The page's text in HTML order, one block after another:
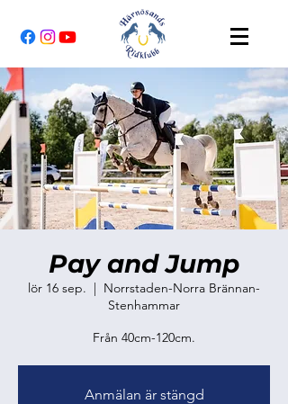
Pay and Jump
lör 16 sep.
  |
Norrstaden-Norra Brännan-
Stenhammar
Anmälan är stängd